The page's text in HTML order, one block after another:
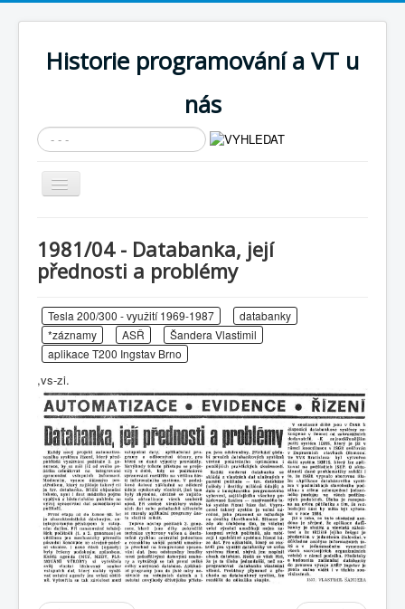
Historie programování a VT u
nás
Vyhledávání...
Přepnout
navigaci
Cíle expozice
Současnost SW a IT
KNIHOVNA
Historické počítače
COBOL
O nás
Úvod
M - virtuální sbírka TM v Brně
větší souhrnné komplety
Zpravodaj n.p. Ingstav Brno
1981/04 - Databanka, její přednosti a problémy
1981/04 - Databanka, její
přednosti a problémy
Tesla 200/300 - využití 1969-1987
databanky
*záznamy
ASŘ
Šandera Vlastimil
aplikace T200 Ingstav Brno
,vs-zi.